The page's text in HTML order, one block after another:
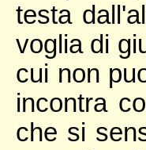
testa
voglia di
cui non
incontra
che si